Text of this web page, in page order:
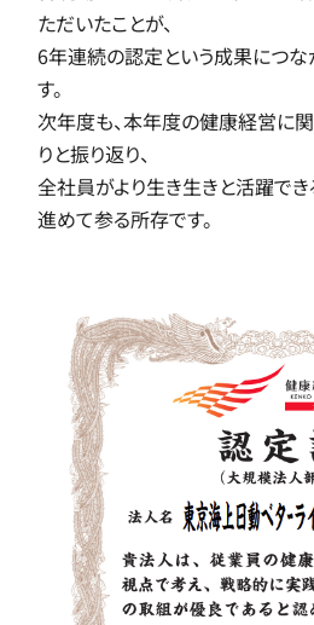
ただいたことが、
6年連続の認定という成果につな
す。
次年度も、本年度の健康経営に
りと振り返り、
全社員がより生き生きと活躍で
進めて参る所存です。